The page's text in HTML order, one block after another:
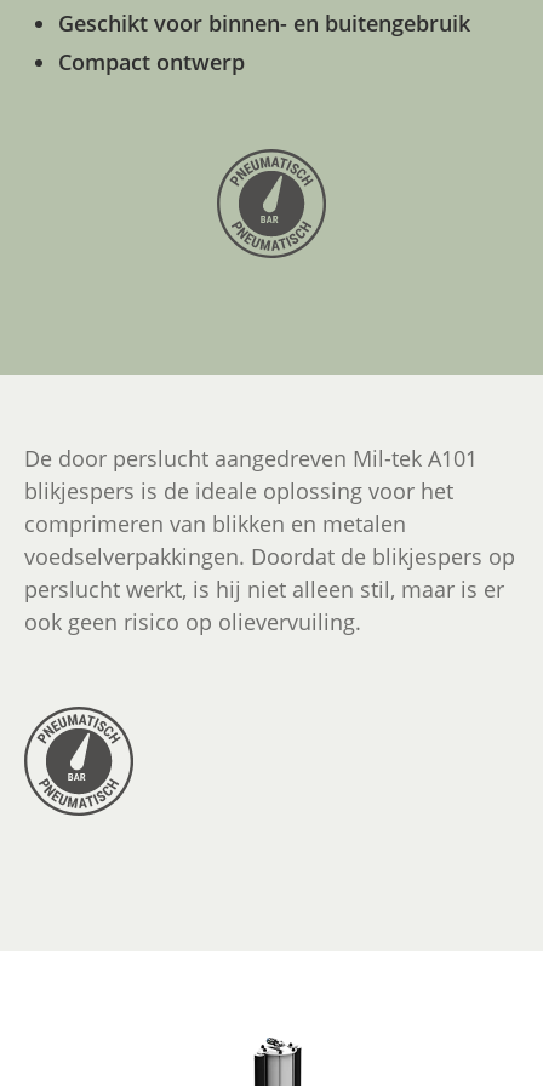
Geschikt voor binnen- en buitengebruik
Compact ontwerp
De door perslucht aangedreven Mil-tek A101
blikjespers is de ideale oplossing voor het
comprimeren van blikken en metalen
voedselverpakkingen. Doordat de blikjespers op
perslucht werkt, is hij niet alleen stil, maar is er
ook geen risico op olievervuiling.